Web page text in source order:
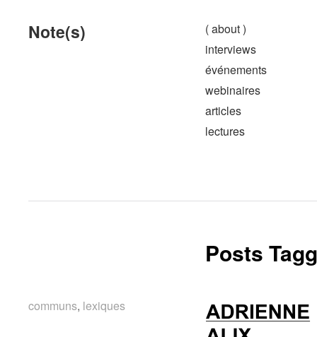
Note(s)
( about )
interviews
événements
webinaires
articles
lectures
Posts
communs, lexiques
communs lexiques